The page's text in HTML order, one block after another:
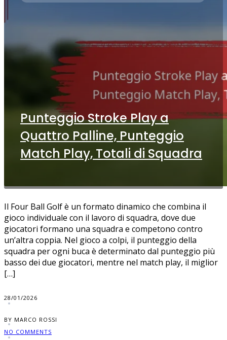
Punteggio Stroke Play a
Quattro Palline, Punteggio
Match Play, Totali di Squadra
Il Four Ball Golf è un formato dinamico che combina il
gioco individuale con il lavoro di squadra, dove due
giocatori formano una squadra e competono contro
un’altra coppia. Nel gioco a colpi, il punteggio della
squadra per ogni buca è determinato dal punteggio più
basso dei due giocatori, mentre nel match play, il miglior
[…]
28/01/2026
BY MARCO ROSSI
NO COMMENTS